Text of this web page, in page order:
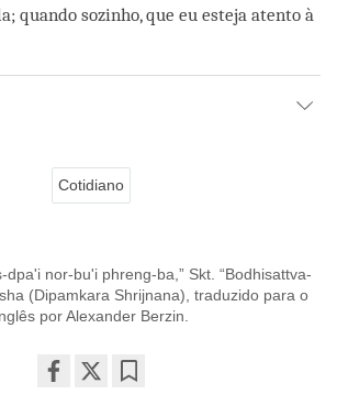
quando sozinho, que eu esteja atento à
Cotidiano
dpa'i nor-bu'i phreng-ba,” Skt. “Bodhisattva-
(Dipamkara Shrijnana), traduzido para o
por Alexander Berzin.